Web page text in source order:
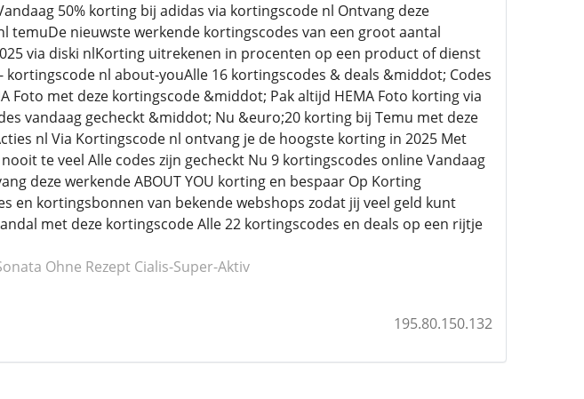
50% korting bij adidas via kortingscode nl Ontvang deze
temuDe nieuwste werkende kortingscodes van een groot aantal
via diski nlKorting uitrekenen in procenten op een product of dienst
nl about-youAlle 16 kortingscodes & deals &middot; Codes
Foto met deze kortingscode &middot; Pak altijd HEMA Foto korting via
vandaag gecheckt &middot; Nu &euro;20 korting bij Temu met deze
nl Via Kortingscode nl ontvang je de hoogste korting in 2025 Met
te veel Alle codes zijn gecheckt Nu 9 kortingscodes online Vandaag
deze werkende ABOUT YOU korting en bespaar Op Korting
en kortingsbonnen van bekende webshops zodat jij veel geld kunt
met deze kortingscode Alle 22 kortingscodes en deals op een rijtje
Ohne Rezept Cialis-Super-Aktiv
195.80.150.132